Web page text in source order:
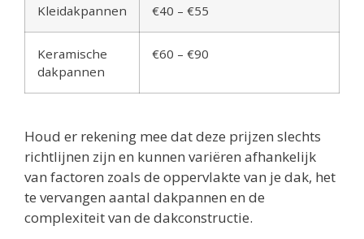
Kleidakpannen €40 – €55
Keramische
dakpannen
€60 – €90
Houd er rekening mee dat deze prijzen slechts
richtlijnen zijn en kunnen variëren afhankelijk
van factoren zoals de oppervlakte van je dak, het
te vervangen aantal dakpannen en de
complexiteit van de dakconstructie.